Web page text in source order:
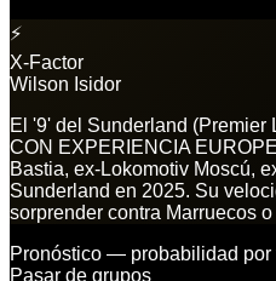
⚡
X-Factor
Wilson Isidor
El '9' del Sunderland (Premier
CON EXPERIENCIA
Bastia, ex-Lokomotiv Moscú,
Sunderland en 2025. Su
sorprender contra Marruecos
Pronóstico — probabilidad por
Pasar de grupos